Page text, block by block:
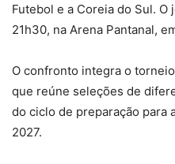
Futebol e a Coreia do Sul. O
21h30, na Arena Pantanal,
O confronto integra o
que reúne seleções de
do ciclo de preparação para
2027.